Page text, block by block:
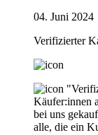
04. Juni 2024
Verifizierter
Käufer:innen
bei uns
alle, die ein